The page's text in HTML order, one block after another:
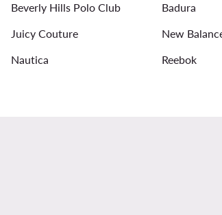
Beverly Hills Polo Club
Badura
Juicy Couture
New
Nautica
Reebok